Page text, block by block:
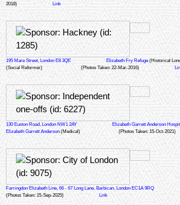
2018)
Link
195 Mare Street, London E8 3QE Elizabeth Fry Refuge (Historical
(Social Reformer)
(Photos Taken: 22-Mar-2016)
130 Euston Road, London NW1 2AY Elizabeth Garrett Anderson
Elizabeth Garrett Anderson (Medical) (Photos Taken: 15-Oct-2021)
Farringdon Elizabeth Line, 66 - 67 Long Lane, Barbican, London EC1A 9RQ
(Photos Taken: 15-Sep-2025)
Link